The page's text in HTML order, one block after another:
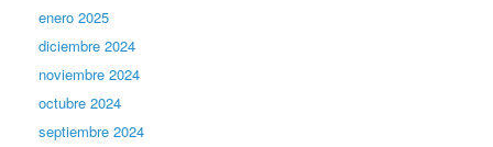
enero 2025
diciembre 2024
noviembre 2024
octubre 2024
septiembre 2024